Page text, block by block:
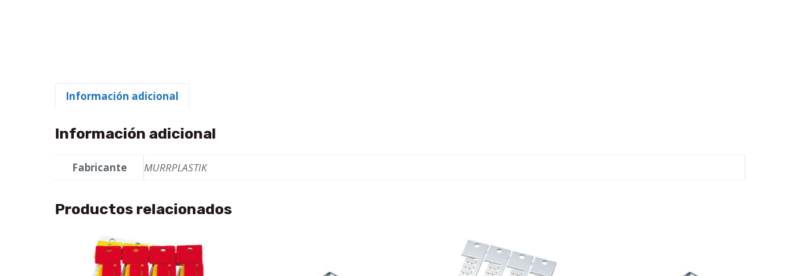
Información adicional
Información adicional
Fabricante MURRPLASTIK
Productos relacionados